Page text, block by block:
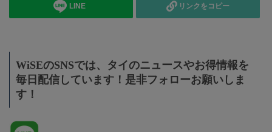
LINE リンクをコピー
WiSEのSNSでは、タイのニュースやお得情報を
毎日配信しています！是非フォローお願いしま
す！